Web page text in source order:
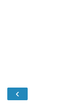
‹